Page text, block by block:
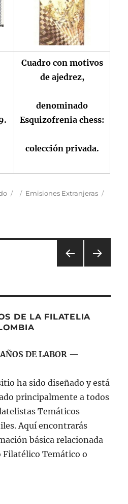
Cuadro con motivos
de ajedrez,
denominado
Esquizofrenia chess:
colección privada.
Publicado
Categorías
Emisiones Extranjeras
ERIO
R
NA
DE LA FILATELIA
DE LABOR —
ha sido diseñado y está
principalmente a todos
Temáticos
Aquí encontrarás
básica relacionada
Filatélico Temático o